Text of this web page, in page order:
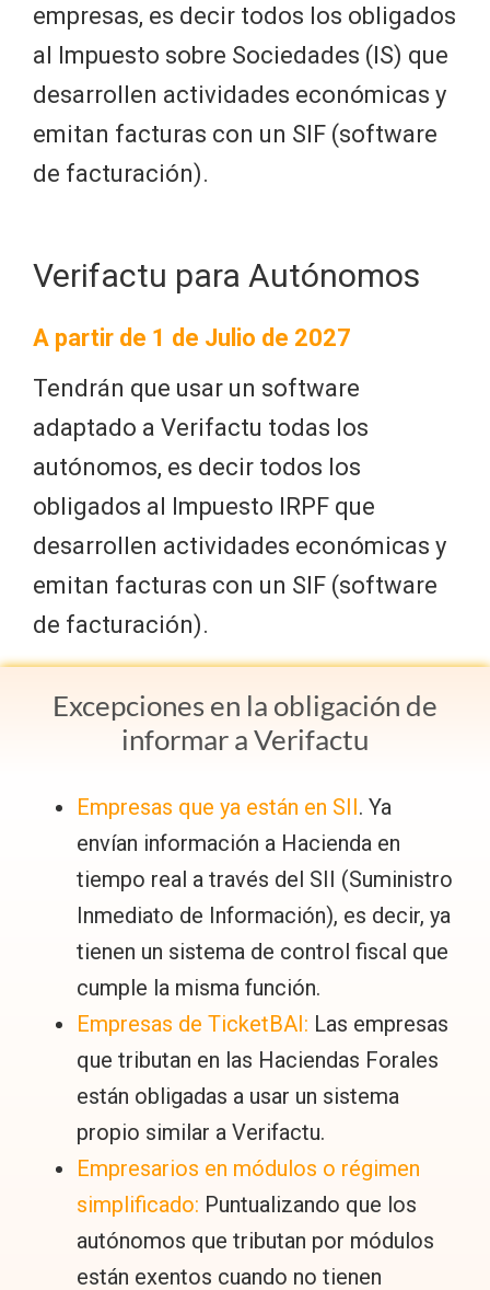
empresas, es decir todos los obligados
al Impuesto sobre Sociedades (IS) que
desarrollen actividades económicas y
emitan facturas con un SIF (software
de facturación).
Verifactu para Autónomos
A partir de 1 de Julio de 2027
Tendrán que usar un software
adaptado a Verifactu todas los
autónomos, es decir todos los
obligados al Impuesto IRPF que
desarrollen actividades económicas y
emitan facturas con un SIF (software
de facturación).
Excepciones en la obligación de
informar a Verifactu
Empresas que ya están en SII. Ya
envían información a Hacienda en
tiempo real a través del SII (Suministro
Inmediato de Información), es decir, ya
tienen un sistema de control fiscal que
cumple la misma función.
Empresas de TicketBAI: Las empresas
que tributan en las Haciendas Forales
están obligadas a usar un sistema
propio similar a Verifactu.
Empresarios en módulos o régimen
simplificado: Puntualizando que los
autónomos que tributan por módulos
están exentos cuando no tienen